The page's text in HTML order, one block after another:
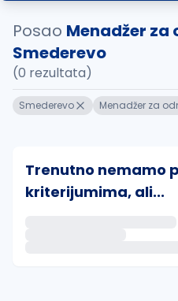
Posao Menadžer za
Smederevo
(0 rezultata)
Smederevo Menadžer za
Trenutno nemamo
kriterijumima, ali...